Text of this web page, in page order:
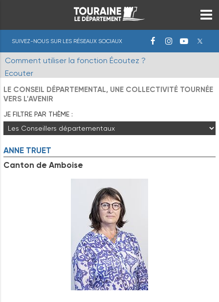
SUIVEZ-NOUS SUR LES RÉSEAUX SOCIAUX
Comment utiliser la fonction Écoutez ?
Ecouter
LE CONSEIL DÉPARTEMENTAL, UNE COLLECTIVITÉ TOURNÉE
VERS L'AVENIR
JE FILTRE PAR THÈME :
ANNE TRUET
Canton de Amboise